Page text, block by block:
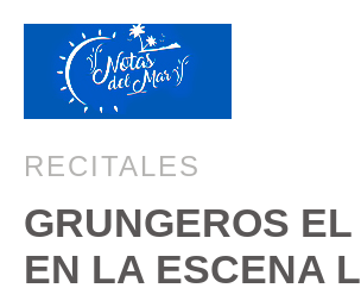
RECITALES
GRUNGEROS
EN LA ESCENA